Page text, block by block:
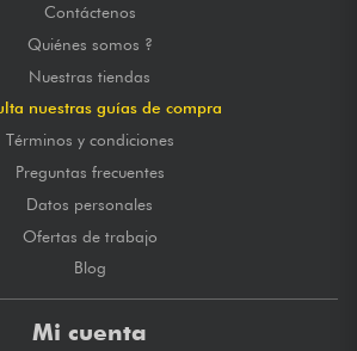
Contáctenos
Quiénes somos ?
Nuestras tiendas
nuestras guías de compra
Términos y condiciones
Preguntas frecuentes
Datos personales
Ofertas de trabajo
Blog
Mi cuenta